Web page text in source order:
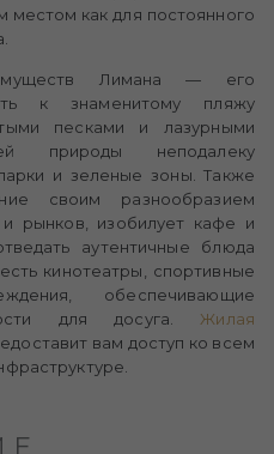
местом как для постоянного
Лимана — его
к знаменитому пляжу
песками и лазурными
природы неподалеку
и зеленые зоны. Также
своим разнообразием
рынков, изобилует кафе и
аутентичные блюда
кинотеатры, спортивные
обеспечивающие
для досуга. Жилая
вам доступ ко всем